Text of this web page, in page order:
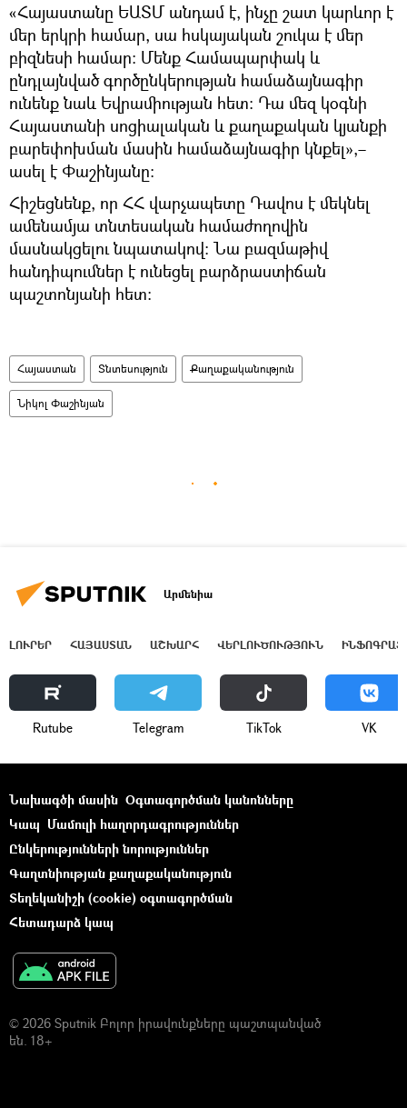
«Հայաստանը ԵԱՏՄ անդամ է, ինչը շատ կարևոր է
մեր երկրի համար, սա հսկայական շուկա է մեր
բիզնեսի համար։ Մենք Համապարփակ և
ընդլայնված գործընկերության համաձայնագիր
ունենք նաև Եվրամիության հետ։ Դա մեզ կօգնի
Հայաստանի սոցիալական և քաղաքական կյանքի
բարեփոխման մասին համաձայնագիր կնքել»,–
ասել է Փաշինյանը։
Հիշեցնենք, որ ՀՀ վարչապետը Դավոս է մեկնել
ամենամյա տնտեսական համաժողովին
մասնակցելու նպատակով։ Նա բազմաթիվ
հանդիպումներ է ունեցել բարձրաստիճան
պաշտոնյանի հետ։
Հայաստան Տնտեսություն Քաղաքականություն
Նիկոլ Փաշինյան
Արմենիա
ԼՈՒՐԵՐ ՀԱՅԱՍՏԱՆ ԱՇԽԱՐՀ ՎԵՐԼՈՒԾՈՒԹՅՈՒՆ
Rutube Telegram ТikТоk VK
Նախագծի մասին Օգտագործման կանոնները
Կապ Մամուլի հաղորդագրություններ
Ընկերությունների նորություններ
Գաղտնիության քաղաքականություն
Տեղեկանիշի (cookie) օգտագործման
Հետադարձ կապ
© 2026 Sputnik Բոլոր իրավունքները պաշտպանված
են. 18+